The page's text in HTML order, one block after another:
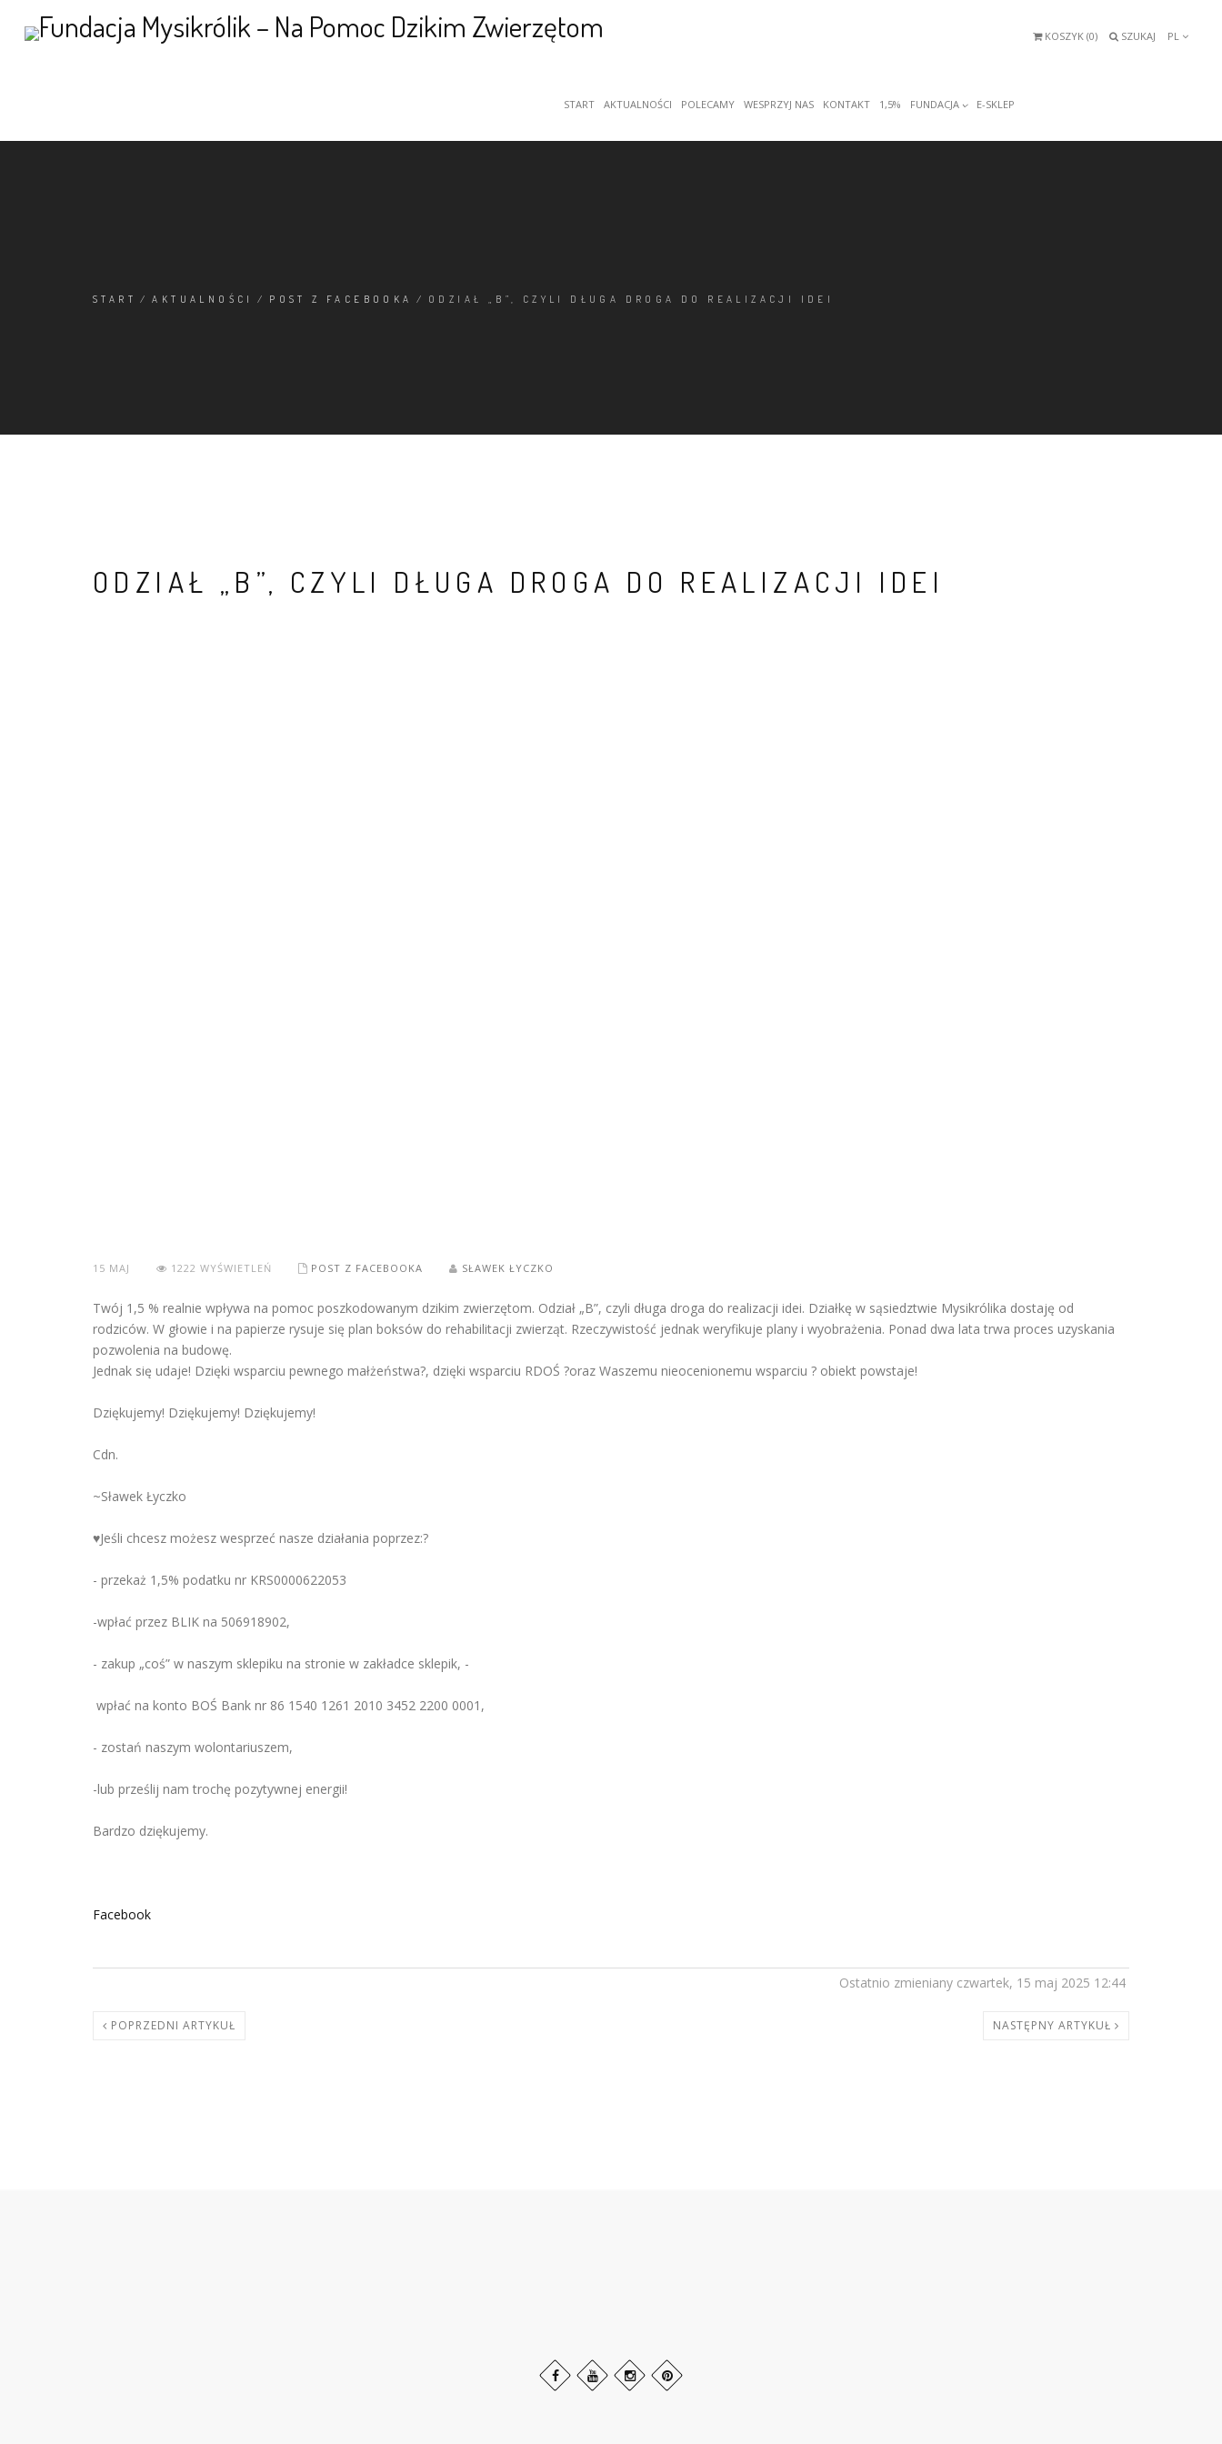
KOSZYK (0) SZUKAJ PL
START AKTUALNOŚCI POLECAMY WESPRZYJ NAS KONTAKT 1,5% FUNDACJA E-SKLEP
START / AKTUALNOŚCI / POST Z FACEBOOKA / ODZIAŁ „B”, CZYLI DŁUGA DROGA DO REALIZACJI IDEI
ODZIAŁ „B”, CZYLI DŁUGA DROGA DO REALIZACJI IDEI
15 MAJ 1222 WYŚWIETLEŃ POST Z FACEBOOKA SŁAWEK ŁYCZKO
Twój 1,5 % realnie wpływa na pomoc poszkodowanym dzikim zwierzętom. Odział „B”, czyli długa droga do realizacji idei. Działkę w sąsiedztwie Mysikrólika dostaję od
rodziców. W głowie i na papierze rysuje się plan boksów do rehabilitacji zwierząt. Rzeczywistość jednak weryfikuje plany i wyobrażenia. Ponad dwa lata trwa proces uzyskania
pozwolenia na budowę.
Jednak się udaje! Dzięki wsparciu pewnego małżeństwa?, dzięki wsparciu RDOŚ ?oraz Waszemu nieocenionemu wsparciu ? obiekt powstaje!
Dziękujemy! Dziękujemy! Dziękujemy!
Cdn.
~Sławek Łyczko
♥️Jeśli chcesz możesz wesprzeć nasze działania poprzez:?
- przekaż 1,5% podatku nr KRS0000622053
-wpłać przez BLIK na 506918902,
- zakup „coś” w naszym sklepiku na stronie w zakładce sklepik, -
wpłać na konto BOŚ Bank nr 86 1540 1261 2010 3452 2200 0001,
- zostań naszym wolontariuszem,
-lub prześlij nam trochę pozytywnej energii!
Bardzo dziękujemy.
Facebook
Ostatnio zmieniany czwartek, 15 maj 2025 12:44
POPRZEDNI ARTYKUŁ NASTĘPNY ARTYKUŁ